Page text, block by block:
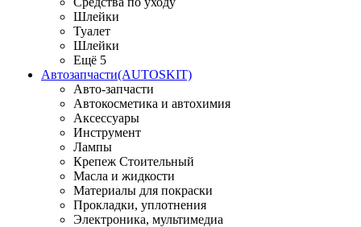
Шлейки
Туалет
Шлейки
Ещё 5
Автозапчасти(AUTOSKIT)
Авто-запчасти
Автокосметика и автохимия
Аксессуары
Инструмент
Лампы
Крепеж Стоительный
Масла и жидкости
Материалы для покраски
Прокладки, уплотнения
Электроника, мультимедиа